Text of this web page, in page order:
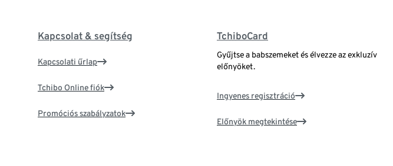
Kapcsolat & segítség
Kapcsolati űrlap
Tchibo Online fiók
Promóciós szabályzatok
TchiboCard
Gyűjtse a babszemeket és élvezze az exkluzív
előnyöket.
Ingyenes regisztráció
Előnyök megtekintése